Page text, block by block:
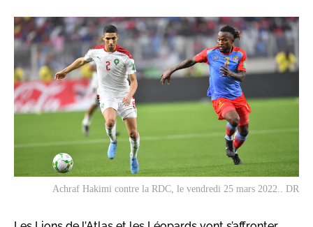
Achraf Hakimi contre la RDC, le vendredi 25 mars 2022.. DR